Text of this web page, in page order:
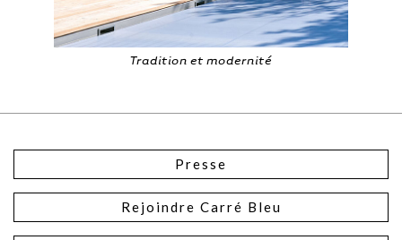
Tradition et modernité
Presse
Rejoindre Carré Bleu